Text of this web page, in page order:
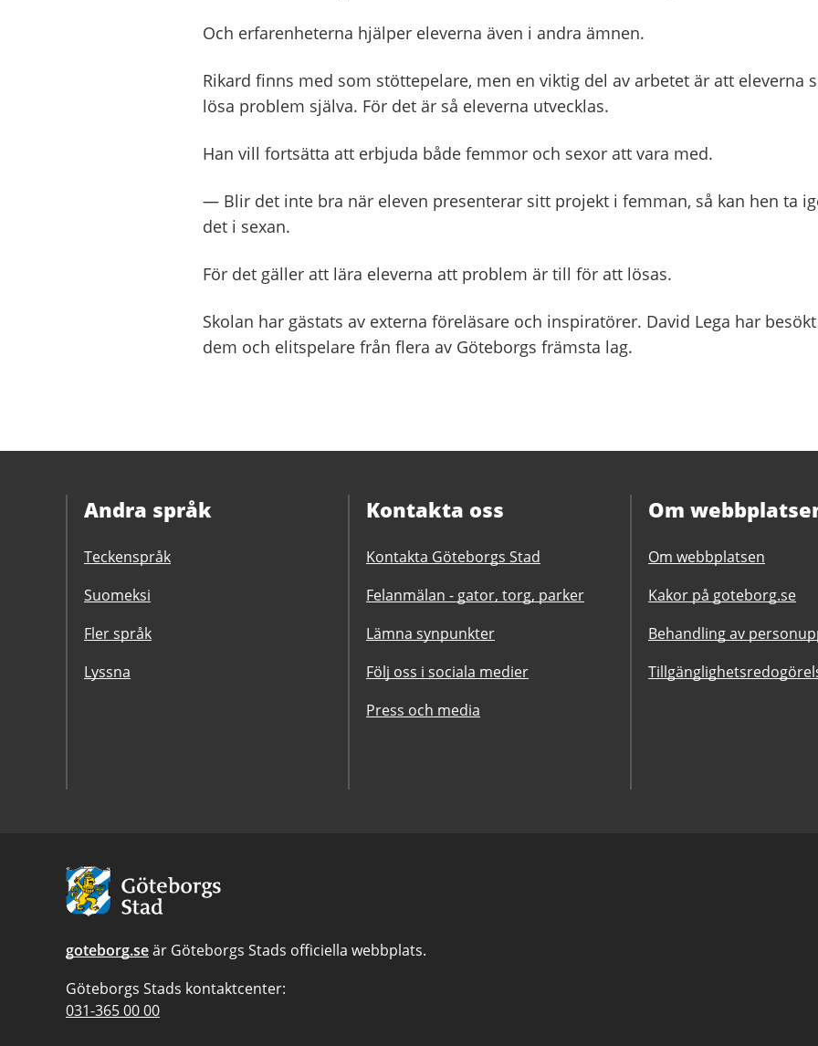
Och erfarenheterna hjälper eleverna även i andra ämnen.
Rikard finns med som stöttepelare, men en viktig del av arbetet är att eleverna
lösa problem själva. För det är så eleverna utvecklas.
Han vill fortsätta att erbjuda både femmor och sexor att vara med.
— Blir det inte bra när eleven presenterar sitt projekt i femman, så kan hen ta
det i sexan.
För det gäller att lära eleverna att problem är till för att lösas.
Skolan har gästats av externa föreläsare och inspiratörer. David Lega har besökt
dem och elitspelare från flera av Göteborgs främsta lag.
Andra språk
Teckenspråk
Suomeksi
Fler språk
Lyssna
Kontakta oss
Kontakta Göteborgs Stad
Felanmälan - gator, torg, parker
Lämna synpunkter
Följ oss i sociala medier
Press och media
Om
Om webbplatsen
Kakor på goteborg.se
Behandling av
Avsändare:
Göteborgs
Stad
goteborg.seär Göteborgs Stads officiella webbplats.
Göteborgs Stads kontaktcenter:
Telefonnummer
031-365 00 00